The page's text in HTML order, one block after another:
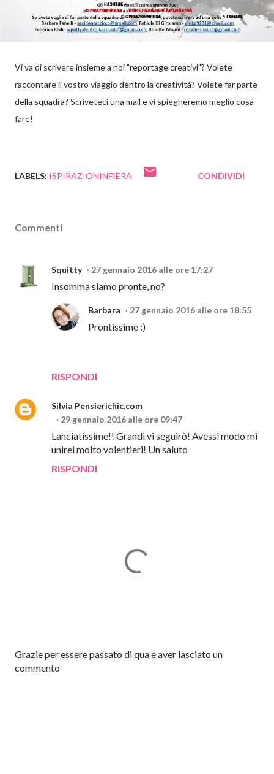
Vi va di scrivere insieme a noi "reportage creativi"? Volete
raccontare il vostro viaggio dentro la creatività? Volete far parte
della squadra? Scriveteci una mail e vi spiegheremo meglio cosa
fare!
LABELS: ISPIRAZIONINFIERA CONDIVIDI
Commenti
Squitty 27 gennaio 2016 alle ore 17:27
Insomma siamo pronte, no?
RISPONDI
Barbara 27 gennaio 2016 alle ore 18:55
Prontissime :)
Silvia Pensierichic.com
29 gennaio 2016 alle ore 09:47
Lanciatissime!! Grandi vi seguirò! Avessi modo mi
unirei molto volentieri! Un saluto
RISPONDI
P
o
Grazie per essere passato di qua e aver lasciato un
commento